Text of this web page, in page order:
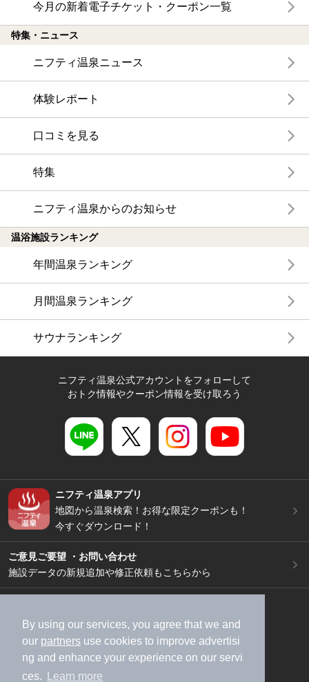
By using our services, you agree that we and
our partners use cookies to improve advertisi
ng and enhance your experience on our servi
ces.
Learn more
今月の新着電子チケット・クーポン一覧
特集・ニュース
ニフティ温泉ニュース
体験レポート
口コミを見る
特集
ニフティ温泉からのお知らせ
温浴施設ランキング
年間温泉ランキング
月間温泉ランキング
サウナランキング
ニフティ温泉公式アカウントをフォローして
おトク情報やクーポン情報を受け取ろう
ニフティ温泉アプリ
地図から温泉検索！お得な限定クーポンも！
今すぐダウンロード！
ご意見ご要望 ・お問い合わせ
施設データの新規追加や修正依頼もこちらから
加盟店募集（資料請求）
広告出稿のご案内
利用規約
ライフスタイルMEMBERS+規約
特定商取引法に基づく表記
ヘルプ
採用情報